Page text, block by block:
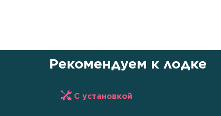
Рекомендуем к лодке
С установкой